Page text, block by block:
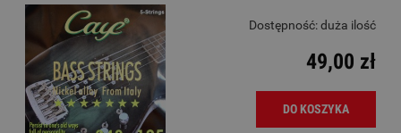
Dostępność:duża ilość
49,00 zł
DO KOSZYKA